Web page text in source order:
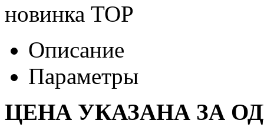
новинка TOP
Описание
Параметры
ЦЕНА УКАЗАНА ЗА